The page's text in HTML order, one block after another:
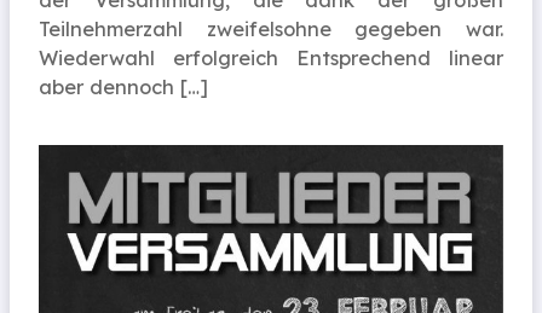
Teilnehmerzahl zweifelsohne gegeben war.
Wiederwahl erfolgreich Entsprechend linear
aber dennoch […]